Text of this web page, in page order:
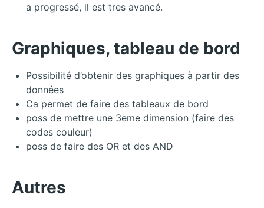
a progressé, il est tres avancé.
Graphiques, tableau de bord
Possibilité d’obtenir des graphiques à partir des
données
Ca permet de faire des tableaux de bord
poss de mettre une 3eme dimension (faire des
codes couleur)
poss de faire des OR et des AND
Autres